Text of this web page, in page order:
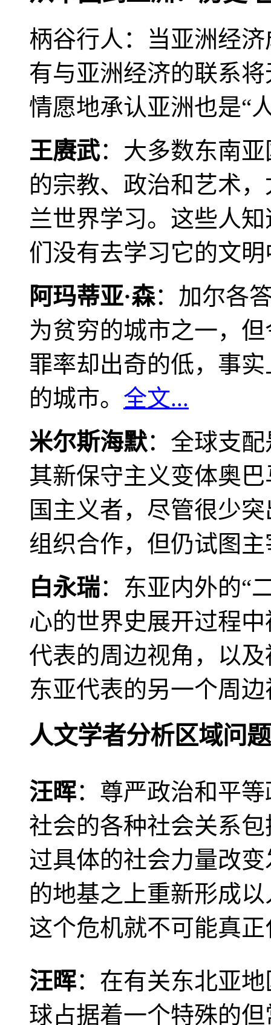
柄谷行人：当亚洲经
有与亚洲经济的联系
情愿地承认亚洲也是“
王赓武：大多数东南
的宗教、政治和艺术
兰世界学习。这些人
们没有去学习它的文
阿玛蒂亚·森：加尔各
为贫穷的城市之一，
罪率却出奇的低，事
的城市。 全文...
米尔斯海默：全球支
其新保守主义变体奥
国主义者，尽管很少
组织合作，但仍试图
白永瑞：东亚内外的“
心的世界史展开过程
代表的周边视角，以
东亚代表的另一个周
人文学者分析区域问题
汪晖：尊严政治和平
社会的各种社会关系
过具体的社会力量改
的地基之上重新形成
这个危机就不可能真
汪晖：在有关东北亚
球占据着一个特殊的